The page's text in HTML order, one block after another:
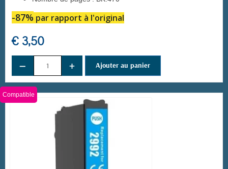
-87% par rapport à l'original
€ 3,50
− + Ajouter au panier
Compatible